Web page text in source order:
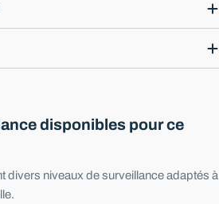
disponibles pour ce
divers niveaux de surveillance adaptés à